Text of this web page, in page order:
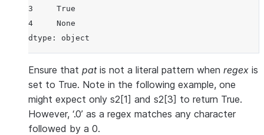
3     True
4     None
dtype: object
Ensure that patis not a literal pattern when regex is
set to True. Note in the following example, one
might expect only s2[1] and s2[3] to return True.
However, ‘.0’ as a regex matches any character
followed by a 0.